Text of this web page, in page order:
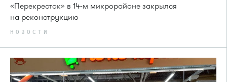
«Перекресток» в 14-м микрорайоне закрылся
на реконструкцию
НОВОСТИ